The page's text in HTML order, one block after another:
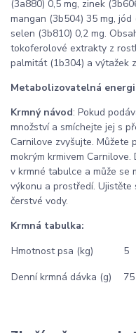
(3a880) 0,5 mg, zinek
mangan (3b504) 35 mg, jód
selen (3b810) 0,2 mg.
tokoferolové extrakty z
palmitát (1b304) a výtažek
Metabolizovatelná
Krmný návod: Pokud
množství a smíchejte jej s
Carnilove zvyšujte. Můžete
mokrým krmivem
v krmné tabulce a může se
výkonu a prostředí. Ujistěte
čerstvé vody.
Krmná tabulka:
Hmotnost psa (kg)
5
Denní krmná dávka (g)
75